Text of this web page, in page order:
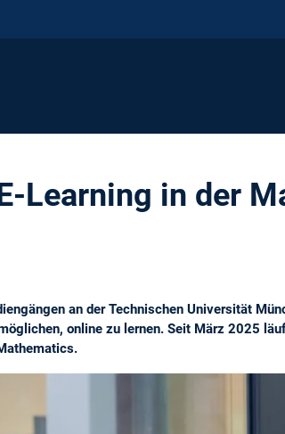
Learning in der
an der Technischen Universität
online zu lernen. Seit März 2025